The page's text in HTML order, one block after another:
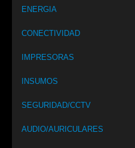
ENERGIA
CONECTIVIDAD
IMPRESORAS
INSUMOS
SEGURIDAD/CCTV
AUDIO/AURICULARES